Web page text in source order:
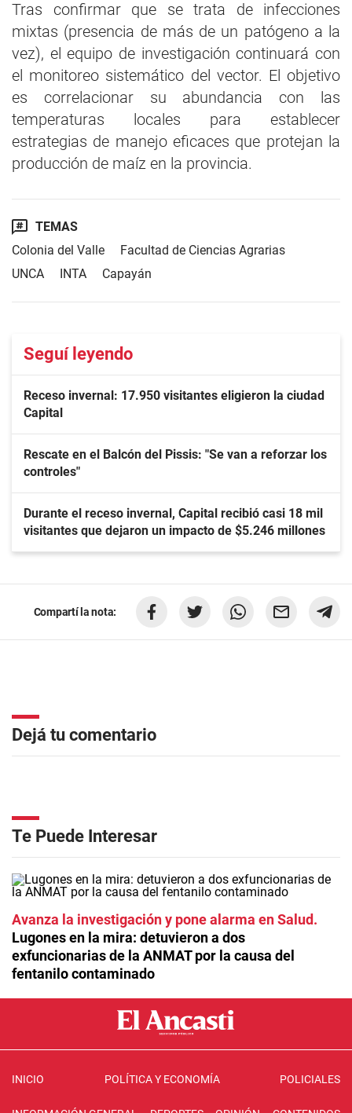
Tras confirmar que se trata de infecciones
mixtas (presencia de más de un patógeno a la
vez), el equipo de investigación continuará con
el monitoreo sistemático del vector. El objetivo
es correlacionar su abundancia con las
temperaturas locales para establecer
estrategias de manejo eficaces que protejan la
producción de maíz en la provincia.
TEMAS
Colonia del Valle
Facultad de Ciencias Agrarias
UNCA
INTA Capayán
Seguí leyendo
Receso invernal: 17.950 visitantes eligieron la ciudad
Capital
Rescate en el Balcón del Pissis: "Se van a reforzar los
controles"
Durante el receso invernal, Capital recibió casi 18 mil
visitantes que dejaron un impacto de $5.246 millones
Compartí la nota:
Dejá tu comentario
Te Puede Interesar
Avanza la investigación y pone alarma en Salud
Lugones en la mira: detuvieron a dos
exfuncionarias de la ANMAT por la causa del
fentanilo contaminado
INICIO POLÍTICA Y ECONOMÍA POLICIALES